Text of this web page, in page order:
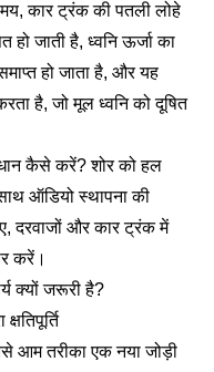
कार ट्रंक की पतली लोहे
जाती है, ध्वनि ऊर्जा का
हो जाता है, और यह
है, जो मूल ध्वनि को दूषित
कैसे करें? शोर को हल
ऑडियो स्थापना की
दरवाजों और कार ट्रंक में
करें।
क्यों जरूरी है?
तरीका एक नया जोड़ी